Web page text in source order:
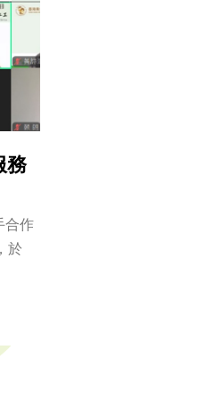
務
合作
於